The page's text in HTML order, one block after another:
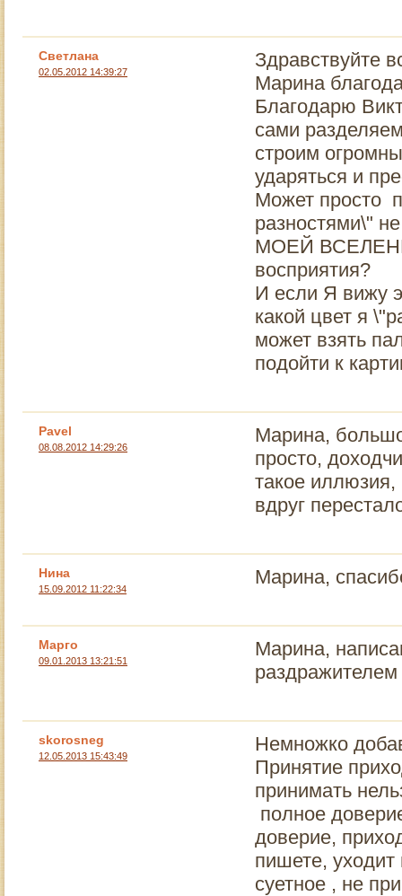
Светлана
02.05.2012 14:39:27
Здравствуйте
Марина
Благодарю
сами
строим
ударяться и
Может просто
разностями\"
МОЕЙ
восприятия?
И если Я вижу
какой цвет я
может взять
подойти к
Pavel
08.08.2012 14:29:26
Марина,
просто,
такое иллюзия,
вдруг
Нина
15.09.2012 11:22:34
Марина,
Марго
09.01.2013 13:21:51
Марина,
skorosneg
12.05.2013 15:43:49
Немножко
Принятие
принимать
полное
доверие,
пишете,
суетное , не